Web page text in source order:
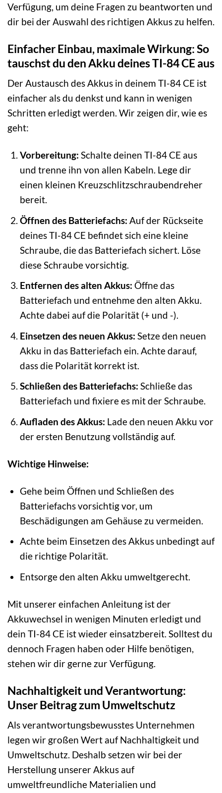
Verfügung, um deine Fragen zu beantworten und
dir bei der Auswahl des richtigen Akkus zu helfen.
Einfacher Einbau, maximale Wirkung: So
tauschst du den Akku deines TI-84 CE aus
Der Austausch des Akkus in deinem TI-84 CE ist
einfacher als du denkst und kann in wenigen
Schritten erledigt werden. Wir zeigen dir, wie es
geht:
Vorbereitung: Schalte deinen TI-84 CE aus
und trenne ihn von allen Kabeln. Lege dir
einen kleinen Kreuzschlitzschraubendreher
bereit.
Öffnen des Batteriefachs: Auf der Rückseite
deines TI-84 CE befindet sich eine kleine
Schraube, die das Batteriefach sichert. Löse
diese Schraube vorsichtig.
Entfernen des alten Akkus: Öffne das
Batteriefach und entnehme den alten Akku.
Achte dabei auf die Polarität (+ und -).
Einsetzen des neuen Akkus: Setze den neuen
Akku in das Batteriefach ein. Achte darauf,
dass die Polarität korrekt ist.
Schließen des Batteriefachs: Schließe das
Batteriefach und fixiere es mit der Schraube.
Aufladen des Akkus: Lade den neuen Akku vor
der ersten Benutzung vollständig auf.
Wichtige Hinweise:
Gehe beim Öffnen und Schließen des
Batteriefachs vorsichtig vor, um
Beschädigungen am Gehäuse zu vermeiden.
Achte beim Einsetzen des Akkus unbedingt auf
die richtige Polarität.
Entsorge den alten Akku umweltgerecht.
Mit unserer einfachen Anleitung ist der
Akkuwechsel in wenigen Minuten erledigt und
dein TI-84 CE ist wieder einsatzbereit. Solltest du
dennoch Fragen haben oder Hilfe benötigen,
stehen wir dir gerne zur Verfügung.
Nachhaltigkeit und Verantwortung:
Unser Beitrag zum Umweltschutz
Als verantwortungsbewusstes Unternehmen
legen wir großen Wert auf Nachhaltigkeit und
Umweltschutz. Deshalb setzen wir bei der
Herstellung unserer Akkus auf
umweltfreundliche Materialien und